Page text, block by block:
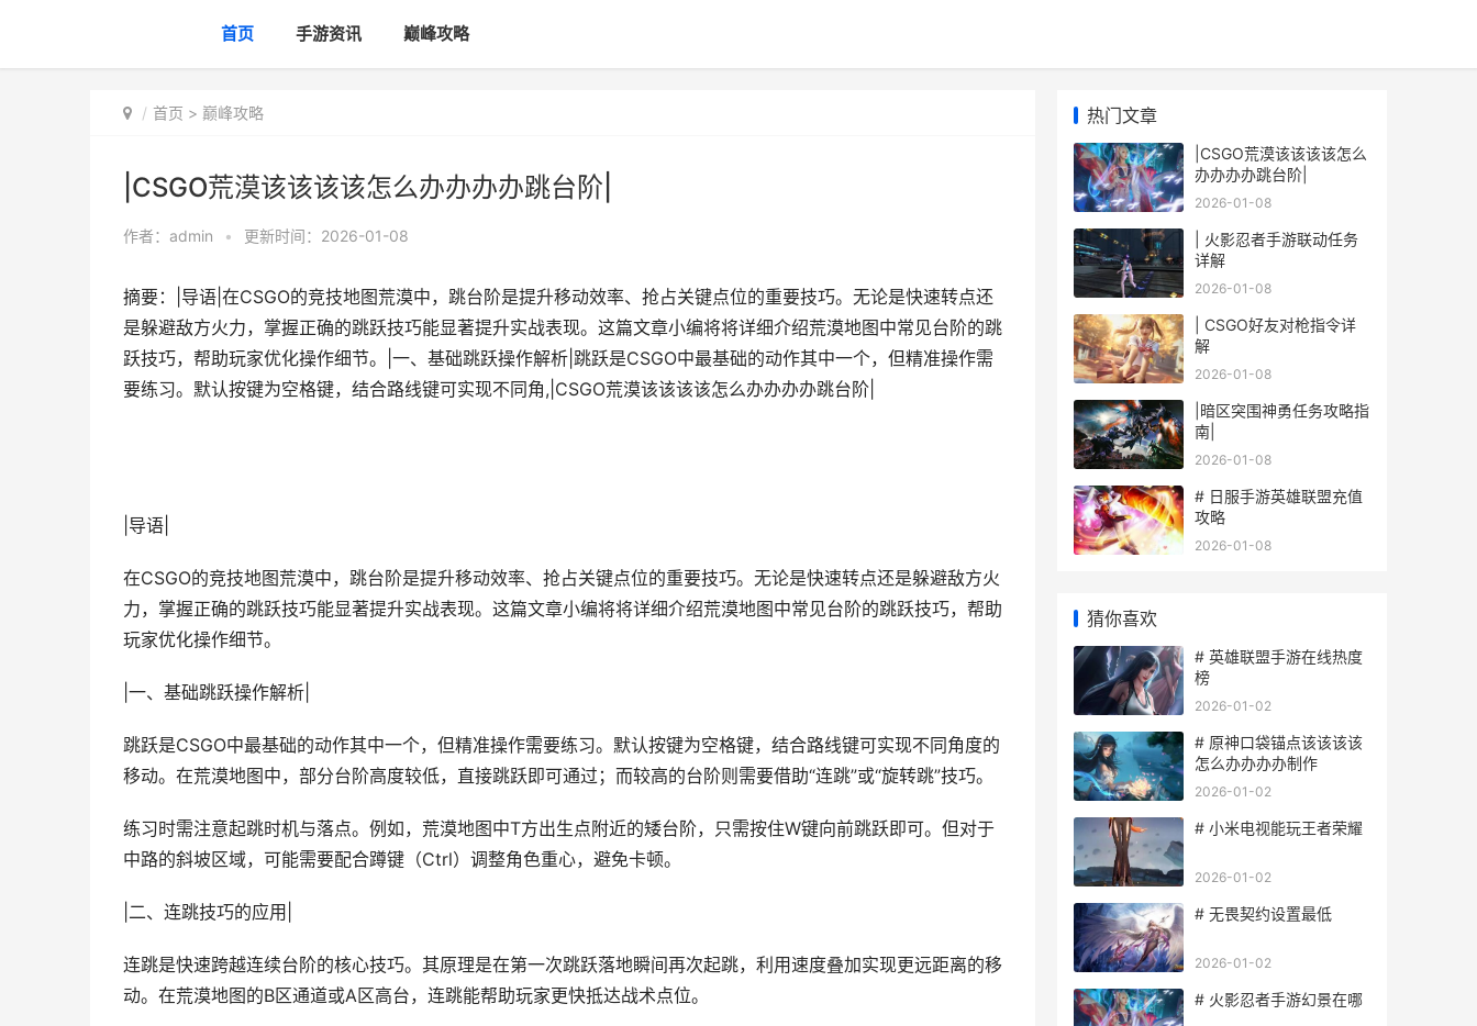
首页 手游资讯 巅峰攻略
首页 > 巅峰攻略
|CSGO荒漠该该该该怎么办办办办跳台阶|
作者： admin • 更新时间：2026-01-08
摘要：|导语|在CSGO的竞技地图荒漠中，跳台阶是提升移动效率、抢占关键点位的重要技巧。无论是快速转点还
是躲避敌方火力，掌握正确的跳跃技巧能显著提升实战表现。这篇文章小编将将详细介绍荒漠地图中常见台阶的跳
跃技巧，帮助玩家优化操作细节。|一、基础跳跃操作解析|跳跃是CSGO中最基础的动作其中一个，但精准操作需
要练习。默认按键为空格键，结合路线键可实现不同角,|CSGO荒漠该该该该怎么办办办办跳台阶|
|导语|
在CSGO的竞技地图荒漠中，跳台阶是提升移动效率、抢占关键点位的重要技巧。无论是快速转点还是躲避敌方火
力，掌握正确的跳跃技巧能显著提升实战表现。这篇文章小编将将详细介绍荒漠地图中常见台阶的跳跃技巧，帮助
玩家优化操作细节。
|一、基础跳跃操作解析|
跳跃是CSGO中最基础的动作其中一个，但精准操作需要练习。默认按键为空格键，结合路线键可实现不同角度的
移动。在荒漠地图中，部分台阶高度较低，直接跳跃即可通过；而较高的台阶则需要借助“连跳”或“旋转跳”技巧。
练习时需注意起跳时机与落点。例如，荒漠地图中T方出生点附近的矮台阶，只需按住W键向前跳跃即可。但对于
中路的斜坡区域，可能需要配合蹲键（Ctrl）调整角色重心，避免卡顿。
|二、连跳技巧的应用|
连跳是快速跨越连续台阶的核心技巧。其原理是在第一次跳跃落地瞬间再次起跳，利用速度叠加实现更远距离的移
动。在荒漠地图的B区通道或A区高台，连跳能帮助玩家更快抵达战术点位。
热门文章
|CSGO荒漠该该该该怎么
办办办办跳台阶|
2026-01-08
| 火影忍者手游联动任务
详解
2026-01-08
| CSGO好友对枪指令详
解
2026-01-08
|暗区突围神勇任务攻略指
南|
2026-01-08
# 日服手游英雄联盟充值
攻略
2026-01-08
猜你喜欢
# 英雄联盟手游在线热度
榜
2026-01-02
# 原神口袋锚点该该该该
怎么办办办办制作
2026-01-02
# 小米电视能玩王者荣耀
2026-01-02
# 无畏契约设置最低
2026-01-02
# 火影忍者手游幻景在哪